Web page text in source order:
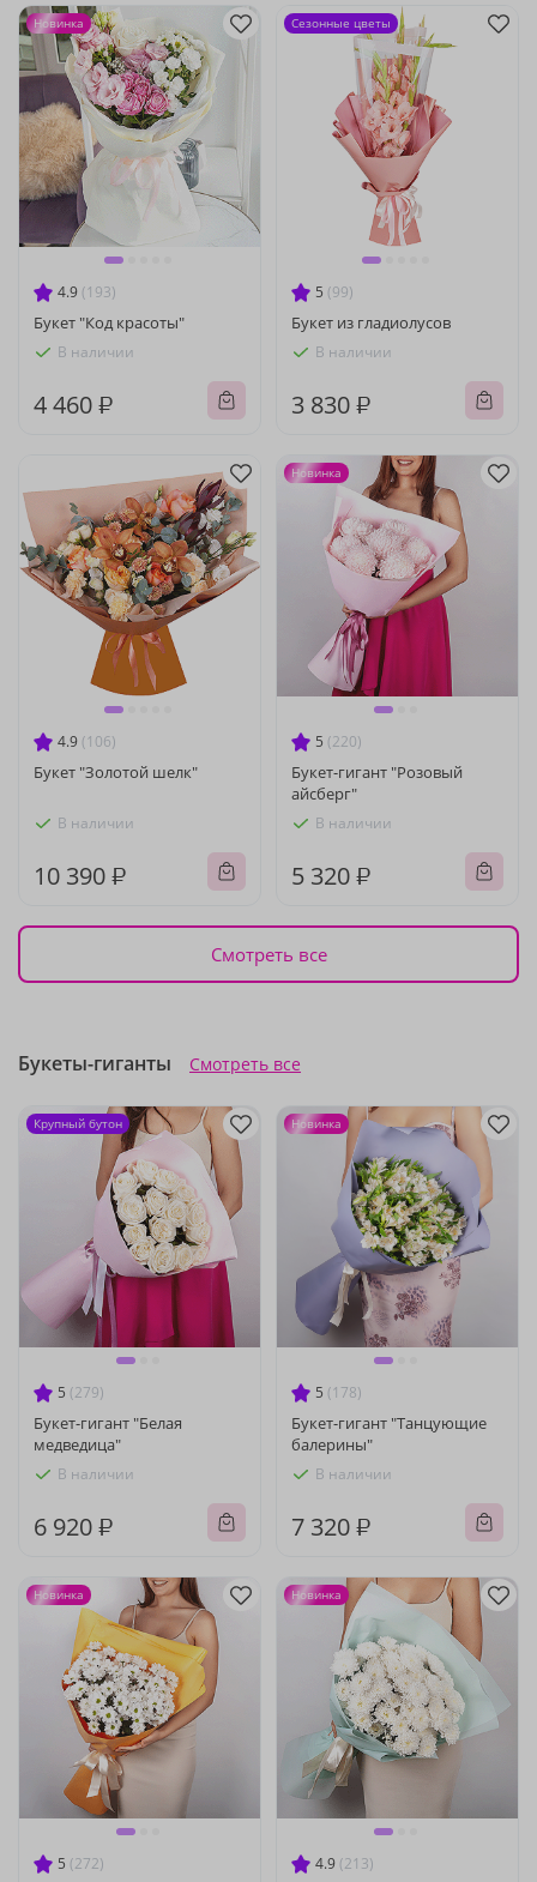
4.9 (193)
Букет "Код красоты"
В наличии
4 460 ₽
Новинка
5 (99)
Букет из гладиолусов
В наличии
3 830 ₽
Сезонные цветы
4.9 (106)
Букет "Золотой шелк"
В наличии
10 390 ₽
5 (220)
Букет-гигант "Розовый
айсберг"
В наличии
5 320 ₽
Новинка
Смотреть все
Букеты-гиганты Смотреть все
5 (279)
Букет-гигант "Белая
медведица"
В наличии
6 920 ₽
Крупный бутон
5 (178)
Букет-гигант "Танцующие
балерины"
В наличии
7 320 ₽
Новинка
5 (272)
Новинка
4.9 (213)
Новинка